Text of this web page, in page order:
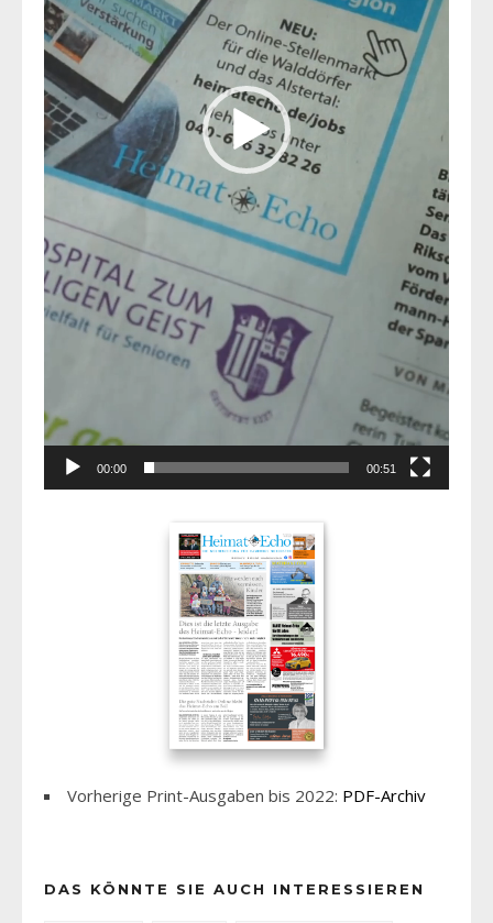
00:00 00:51
Vorherige Print-Ausgaben bis 2022: PDF-Archiv
DAS KÖNNTE SIE AUCH INTERESSIEREN